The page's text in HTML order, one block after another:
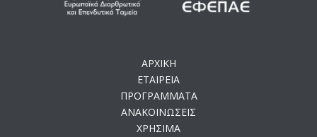
ΑΡΧΙΚΗ
ΕΤΑΙΡΕΙΑ
ΠΡΟΓΡΑΜΜΑΤΑ
ΑΝΑΚΟΙΝΩΣΕΙΣ
ΧΡΗΣΙΜΑ